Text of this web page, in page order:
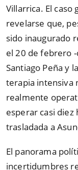
Villarrica. El caso
revelarse que,
sido inaugurado
el 20 de febrero
Santiago Peña y
terapia intensiva
realmente
esperar casi diez
trasladada a
El panorama
incertidumbres